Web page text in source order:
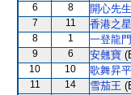
6 8 開心先生
7 11 香港之星
8 1 一登龍門
9 6 安翹寶
10 10 歌舞昇平
11 14 雪茄王